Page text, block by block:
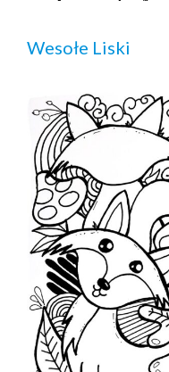
Wesołe Liski